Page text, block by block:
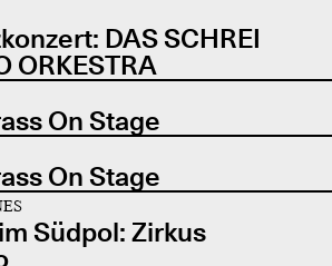
DAS SCHREI
ORKESTRA
On Stage
On Stage
Südpol: Zirkus